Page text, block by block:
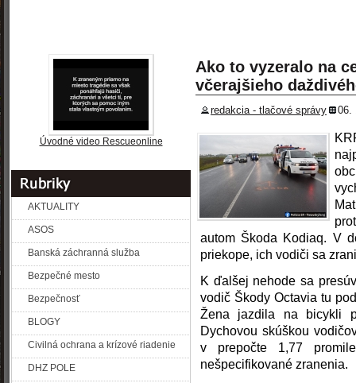
Úvodné video Rescueonline
AKTUALITY
ASOS
Banská záchranná služba
Bezpečné mesto
Bezpečnosť
BLOGY
Civilná ochrana a krízové riadenie
DHZ POLE
Ako to vyzeralo na
včerajšieho
redakcia - tlačové správy 06.
autom Škoda Kodiaq. V
priekope, ich vodiči sa
K ďalšej nehode sa
vodič Škody Octavia tu
Žena jazdila na bicykli
Dychovou skúškou
v prepočte 1,77
nešpecifikované zranenia.